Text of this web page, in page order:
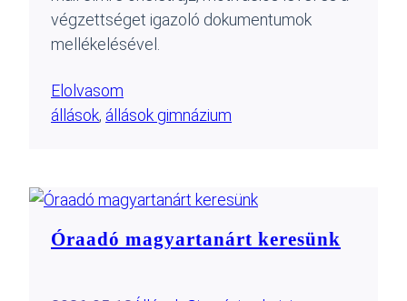
végzettséget igazoló dokumentumok
mellékelésével.
Elolvasom
állások, állások gimnázium
Óraadó magyartanárt keresünk